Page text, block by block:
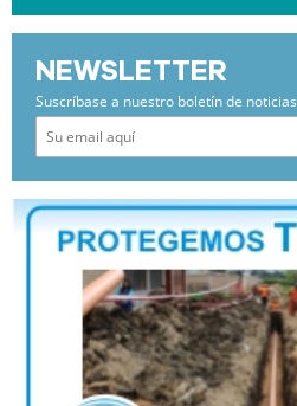
NEWSLETTER
Suscríbase a nuestro boletín de noticias